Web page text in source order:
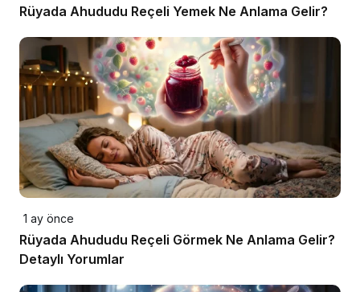
Rüyada Ahududu Reçeli Yemek Ne Anlama Gelir?
1 ay önce
Rüyada Ahududu Reçeli Görmek Ne Anlama Gelir?
Detaylı Yorumlar